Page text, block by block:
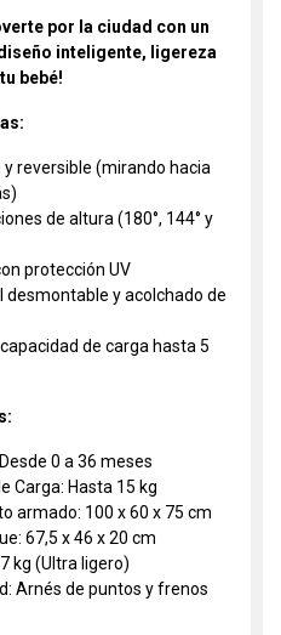
por la ciudad con un
inteligente, ligereza
bebé!
reversible (mirando hacia
de altura (180°, 144° y
protección UV
y acolchado de
de carga hasta 5
0 a 36 meses
Carga: Hasta 15 kg
armado: 100 x 60 x 75 cm
67,5 x 46 x 20 cm
kg (Ultra ligero)
Arnés de puntos y frenos